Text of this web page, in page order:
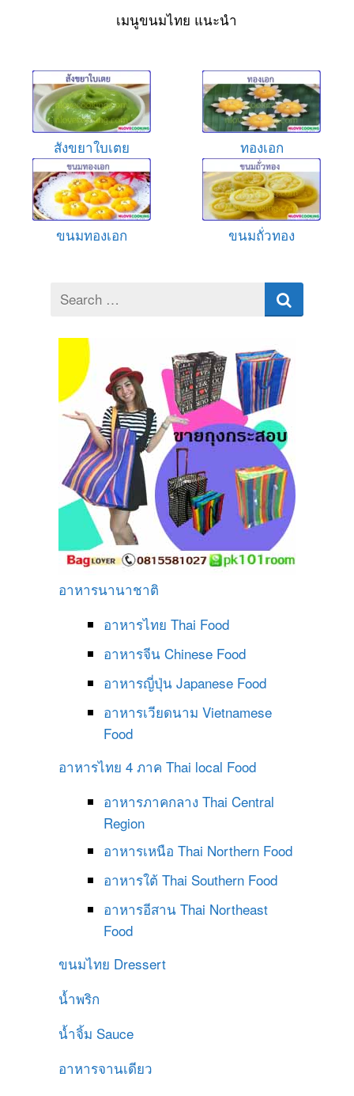
เมนูขนมไทย แนะนำ
สังขยาใบเตย ทองเอก
ขนมทองเอก ขนมถั่วทอง
Search
for
อาหารนานาชาติ
อาหารไทย Thai Food
อาหารจีน Chinese Food
อาหารญี่ปุ่น Japanese Food
อาหารเวียดนาม Vietnamese
Food
อาหารไทย 4 ภาค Thai local Food
อาหารภาคกลาง Thai Central
Region
อาหารเหนือ Thai Northern Food
อาหารใต้ Thai Southern Food
อาหารอีสาน Thai Northeast
Food
ขนมไทย Dressert
น้ำพริก
น้ำจิ้ม Sauce
อาหารจานเดียว